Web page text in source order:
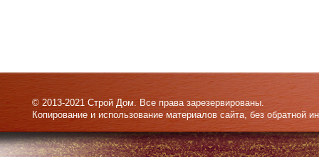
© 2013-2021 Строй Дом. Все права зарезервированы.
Копирование и использование материалов сайта, без обратной